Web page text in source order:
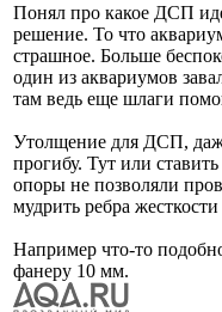
Понял про какое ДСП
решение. То что
страшное. Больше
один из аквариумов
там ведь еще шлаги
Утолщение для ДСП,
прогибу. Тут или
опоры не позволяли
мудрить ребра
Например что-то
фанеру 10 мм.